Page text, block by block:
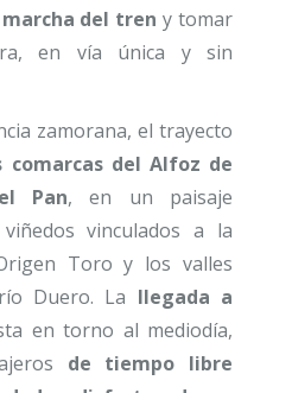
del tren y tomar
en vía única y sin
zamorana, el trayecto
comarcas del Alfoz de
Pan, en un paisaje
vinculados a la
Toro y los valles
Duero. La llegada a
en torno al mediodía,
de tiempo libre